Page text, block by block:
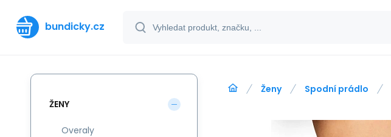
bundicky.cz
Ženy Spodní prádlo
ŽENY
Overaly